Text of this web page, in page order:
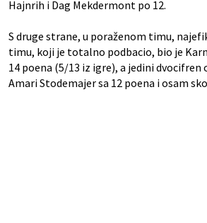
Hajnrih i Dag Mekdermont po 12.
S druge strane, u poraženom timu,
timu, koji je totalno podbacio, bio je
14 poena (5/13 iz igre), a jedini dvocifren
Amari Stodemajer sa 12 poena i osam